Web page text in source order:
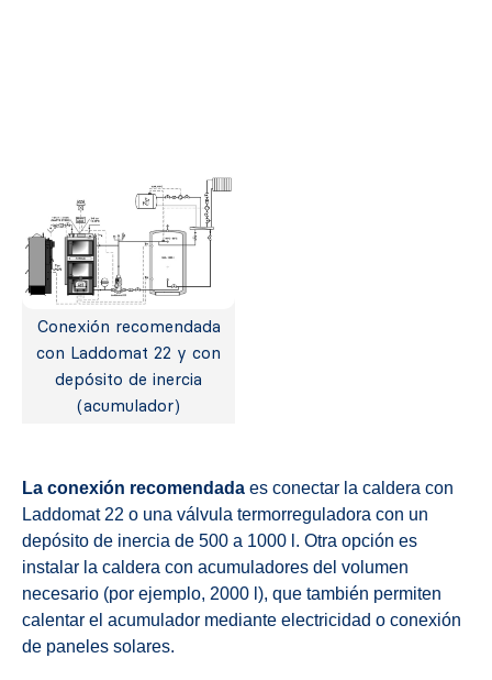
Conexión recomendada
con Laddomat 22 y con
depósito de inercia
(acumulador)
La conexión recomendada es conectar la caldera con
Laddomat 22 o una válvula termorreguladora con un
depósito de inercia de 500 a 1000 l. Otra opción es
instalar la caldera con acumuladores del volumen
necesario (por ejemplo, 2000 l), que también permiten
calentar el acumulador mediante electricidad o conexión
de paneles solares.